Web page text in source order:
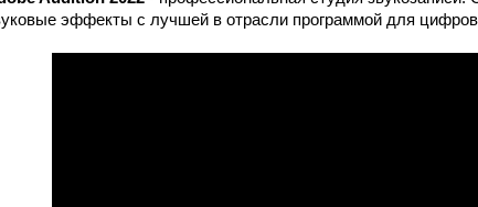
эффекты с лучшей в отрасли программой для